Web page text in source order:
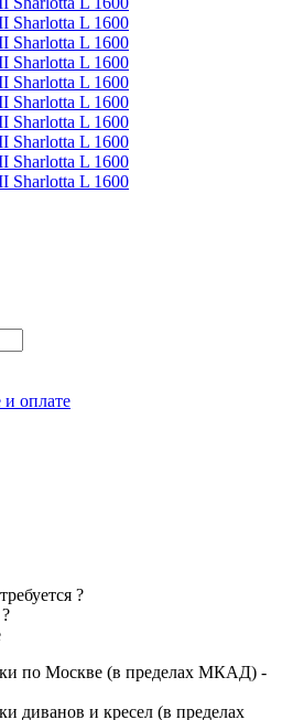
оплате
?
?
по Москве (в пределах МКАД) -
диванов и кресел (в пределах